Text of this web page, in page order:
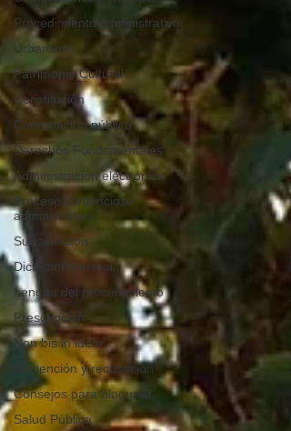
Procedimiento administrativo
Urbanismo
Patrimonio Cultural
Constitución
Contratación pública
Derechos Fundamentales
Administración electrónica
Proceso contencioso
administrativo
Subsanación
Dictamen pericial
Lengua del procedimiento
Prescripción
Non bis in idem
Abstención y recusación
Consejos para bloguear
Salud Pública